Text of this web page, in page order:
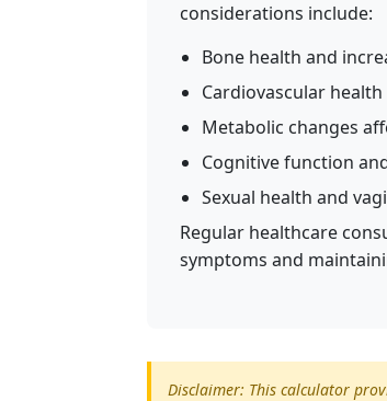
considerations include:
Bone health and
Cardiovascular health
Metabolic changes
Cognitive function
Sexual health and
Regular healthcare
symptoms and
Disclaimer: This calculator